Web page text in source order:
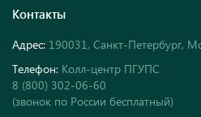
Контакты
Адрес: 190031, Санкт-Петербург,
Телефон: Колл-центр ПГУПС
8 (800) 302-06-60
(звонок по России бесплатный)